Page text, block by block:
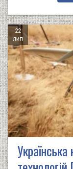
22
лип